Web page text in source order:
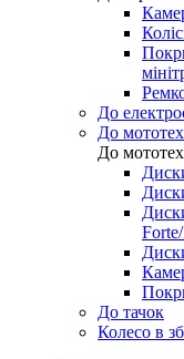
До
До
До
До тачок
Колесо в